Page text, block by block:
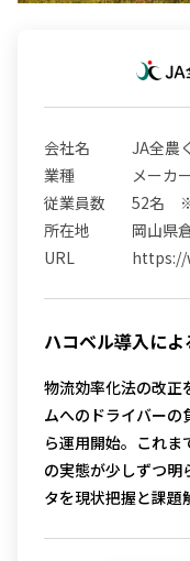
会社名
JA全農
業種
メーカ
従業員数
52名 ※
所在地
岡山県
URL
https://
ハコベル導入によ
物流効率化法の改正
ムへのドライバーの
ら運用開始。これ
の実態が少しずつ明
タを現状把握と課題